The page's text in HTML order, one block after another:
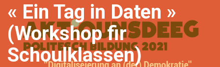
« Ein Tag in Daten »
(Workshop fir
Schoulklassen)